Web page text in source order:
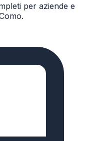
per aziende e
.